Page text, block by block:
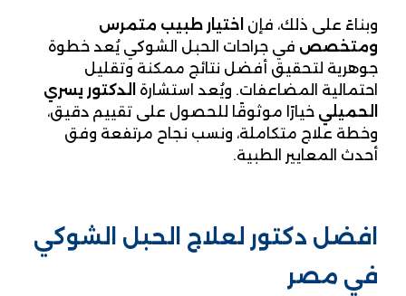
وبناءً على ذلك، فإن اختيار طبيب متمرس
ومتخصص في جراحات الحبل الشوكي يُعد خطوة
جوهرية لتحقيق أفضل نتائج ممكنة وتقليل
احتمالية المضاعفات. ويُعد استشارة
الدكتور يسري
الحميلي خيارًا موثوقًا للحصول على تقييم دقيق،
وخطة علاج متكاملة، ونسب نجاح مرتفعة وفق
أحدث المعايير الطبية.
افضل دكتور لعلاج الحبل الشوكي
في مصر